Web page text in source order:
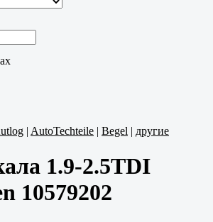
| AutoTechteile | Begel | другие
1.9-2.5TDI
10579202